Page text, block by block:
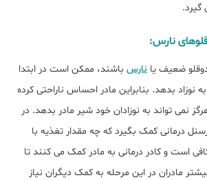
گیرد.
نارس:
ضعیف یا نارس باشند، ممکن است در ابتدا
نوزاد بدهد. بنابراین مادر احساس ناراحتی کرده
نمی تواند به نوزادان خود شیر مادر بدهد. در
درمانی کمک بگیرد که چه مقدار تغذیه با
است و کادر درمانی به مادر کمک می کنند تا
مادران در این مرحله به کمک دیگران نیاز